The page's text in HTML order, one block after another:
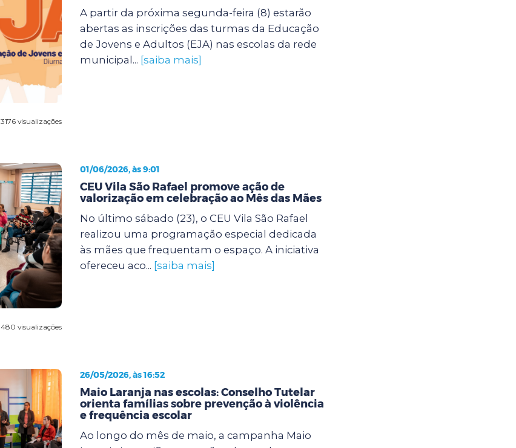
3176 visualizações
A partir da próxima segunda-feira (8) estarão
abertas as inscrições das turmas da Educação
de Jovens e Adultos (EJA) nas escolas da rede
municipal... [saiba mais]
480 visualizações
01/06/2026, às 9:01
CEU Vila São Rafael promove ação de
valorização em celebração ao Mês das Mães
No último sábado (23), o CEU Vila São Rafael
realizou uma programação especial dedicada
às mães que frequentam o espaço. A iniciativa
ofereceu aco... [saiba mais]
26/05/2026, às 16:52
Maio Laranja nas escolas: Conselho Tutelar
orienta famílias sobre prevenção à violência
e frequência escolar
Ao longo do mês de maio, a campanha Maio